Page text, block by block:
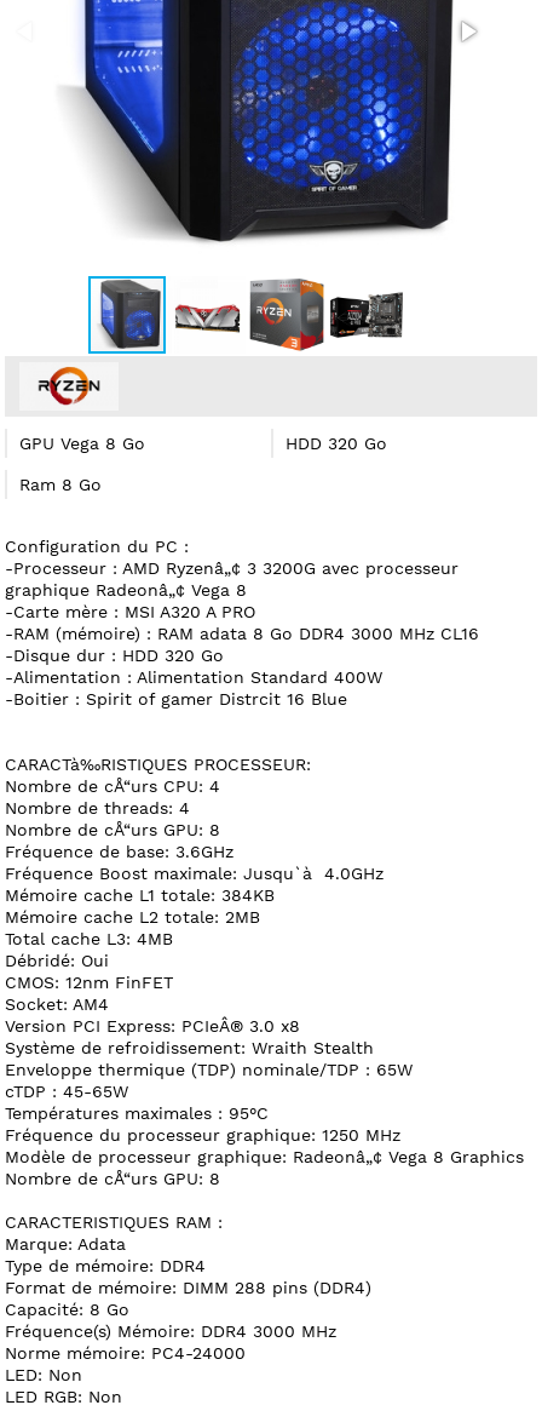
GPU Vega 8 Go HDD 320 Go
Ram 8 Go
Configuration du PC :
-Processeur : AMD Ryzenâ„¢ 3 3200G avec processeur
graphique Radeonâ„¢ Vega 8
-Carte mère : MSI A320 A PRO
-RAM (mémoire) : RAM adata 8 Go DDR4 3000 MHz CL16
-Disque dur : HDD 320 Go
-Alimentation : Alimentation Standard 400W
-Boitier : Spirit of gamer Distrcit 16 Blue
CARACTà‰RISTIQUES PROCESSEUR:
Nombre de cÅ“urs CPU: 4
Nombre de threads: 4
Nombre de cÅ“urs GPU: 8
Fréquence de base: 3.6GHz
Fréquence Boost maximale: Jusqu`à 4.0GHz
Mémoire cache L1 totale: 384KB
Mémoire cache L2 totale: 2MB
Total cache L3: 4MB
Débridé: Oui
CMOS: 12nm FinFET
Socket: AM4
Version PCI Express: PCIeÂ® 3.0 x8
Système de refroidissement: Wraith Stealth
Enveloppe thermique (TDP) nominale/TDP : 65W
cTDP : 45-65W
Températures maximales : 95°C
Fréquence du processeur graphique: 1250 MHz
Modèle de processeur graphique: Radeonâ„¢ Vega 8 Graphics
Nombre de cÅ“urs GPU: 8
CARACTERISTIQUES RAM :
Marque: Adata
Type de mémoire: DDR4
Format de mémoire: DIMM 288 pins (DDR4)
Capacité: 8 Go
Fréquence(s) Mémoire: DDR4 3000 MHz
Norme mémoire: PC4-24000
LED: Non
LED RGB: Non